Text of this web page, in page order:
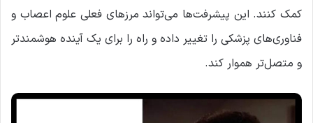
کمک کنند. این پیشرفت‌ها می‌تواند مرزهای فعلی علوم اعصاب و
فناوری‌های پزشکی را تغییر داده و راه را برای یک آینده هوشمندتر
و متصل‌تر هموار کند.